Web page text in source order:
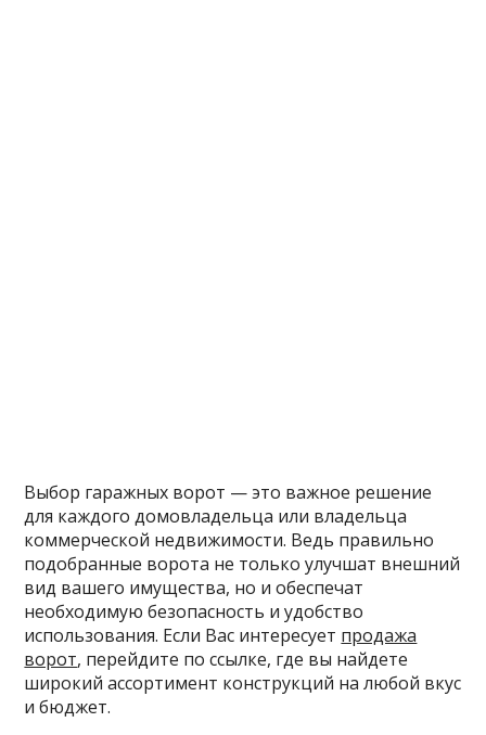
Выбор гаражных ворот — это важное решение
для каждого домовладельца или владельца
коммерческой недвижимости. Ведь правильно
подобранные ворота не только улучшат внешний
вид вашего имущества, но и обеспечат
необходимую безопасность и удобство
использования. Если Вас интересует продажа
ворот, перейдите по ссылке, где вы найдете
широкий ассортимент конструкций на любой вкус
и бюджет.